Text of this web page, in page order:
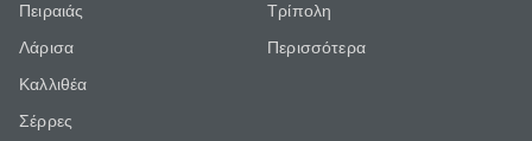
Πειραιάς
Λάρισα
Καλλιθέα
Σέρρες
Τρίπολη
Περισσότερα